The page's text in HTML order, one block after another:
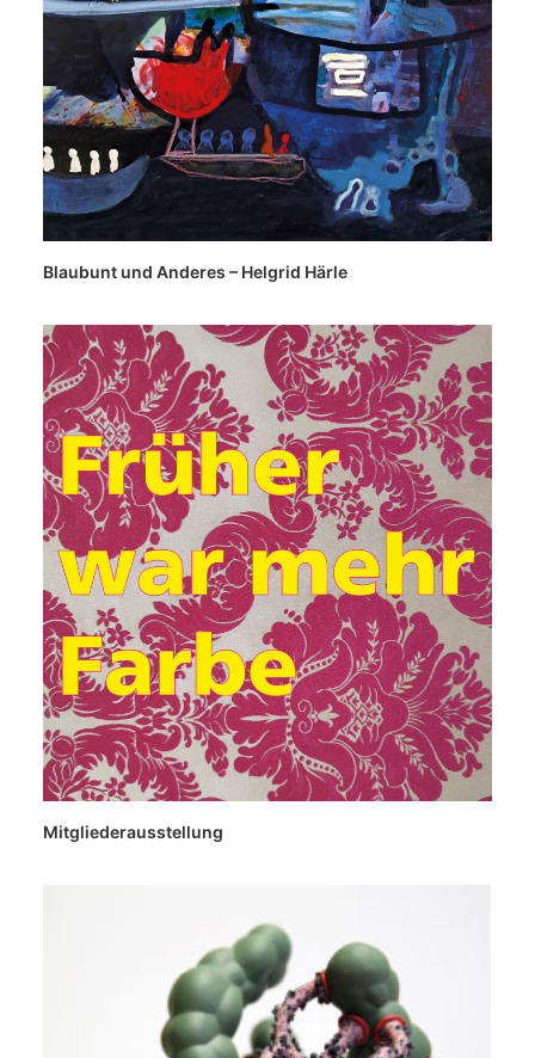
Blaubunt und Anderes – Helgrid Härle
Mitgliederausstellung